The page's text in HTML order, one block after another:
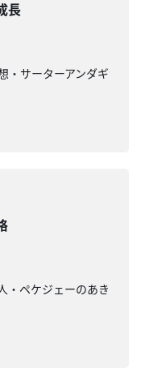
長
・サーターアンダギ
・ペケジェーのあき